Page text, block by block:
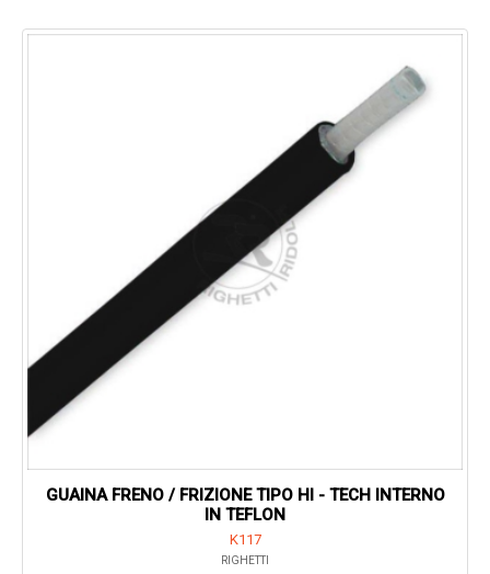
GUAINA FRENO / FRIZIONE TIPO HI - TECH INTERNO
IN TEFLON
K117
RIGHETTI